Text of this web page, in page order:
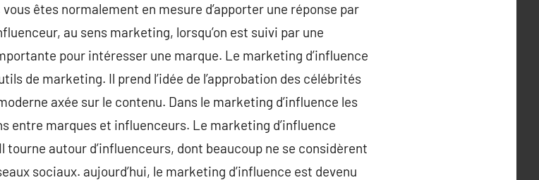
êtes normalement en mesure d’apporter une réponse par
au sens marketing, lorsqu’on est suivi par une
pour intéresser une marque. Le marketing d’influence
de marketing. Il prend l’idée de l’approbation des célébrités
axée sur le contenu. Dans le marketing d’influence les
entre marques et influenceurs. Le marketing d’influence
tourne autour d’influenceurs, dont beaucoup ne se considèrent
sociaux. aujourd’hui, le marketing d’influence est devenu